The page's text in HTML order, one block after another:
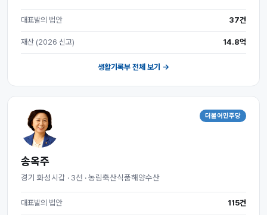
대표발의 법안 37건
재산 (2026 신고) 14.8억
생활기록부 전체 보기 →
더불어민주당
송옥주
경기 화성시갑 · 3선 · 농림축산식품해양수산
대표발의 법안 115건